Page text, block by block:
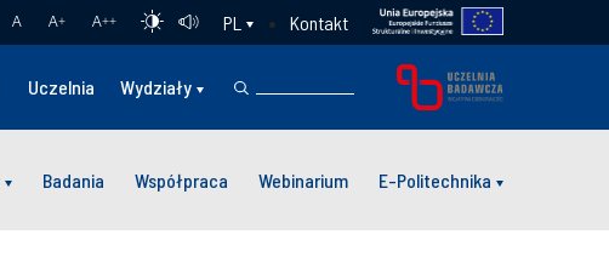
A A+ A++ PL Kontakt
Uczelnia Wydziały
Badania Współpraca Webinarium E-Politechnika